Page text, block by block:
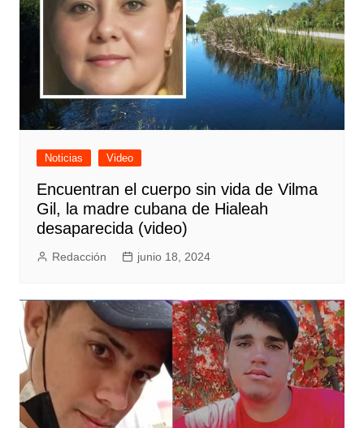
Noticias Video
Encuentran el cuerpo sin vida de Vilma
Gil, la madre cubana de Hialeah
desaparecida (video)
Redacción junio 18, 2024